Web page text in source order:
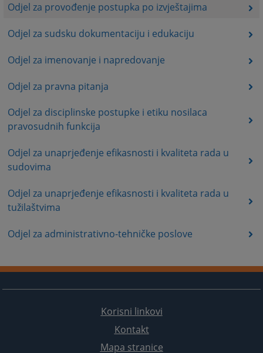
Odjel za provođenje postupka po izvještajima
Odjel za sudsku dokumentaciju i edukaciju
Odjel za imenovanje i napredovanje
Odjel za pravna pitanja
Odjel za disciplinske postupke i etiku nosilaca
pravosudnih funkcija
Odjel za unaprjeđenje efikasnosti i kvaliteta rada u
sudovima
Odjel za unaprjeđenje efikasnosti i kvaliteta rada u
tužilaštvima
Odjel za administrativno-tehničke poslove
Korisni linkovi
Kontakt
Mapa stranice